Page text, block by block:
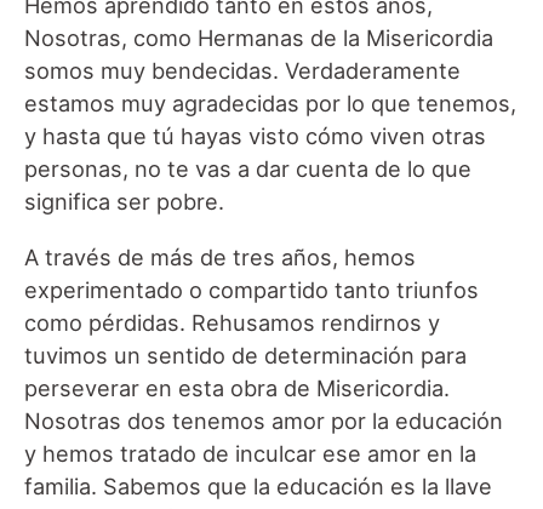
Hemos aprendido tanto en estos años,
Nosotras, como Hermanas de la Misericordia
somos muy bendecidas. Verdaderamente
estamos muy agradecidas por lo que tenemos,
y hasta que tú hayas visto cómo viven otras
personas, no te vas a dar cuenta de lo que
significa ser pobre.
A través de más de tres años, hemos
experimentado o compartido tanto triunfos
como pérdidas. Rehusamos rendirnos y
tuvimos un sentido de determinación para
perseverar en esta obra de Misericordia.
Nosotras dos tenemos amor por la educación
y hemos tratado de inculcar ese amor en la
familia. Sabemos que la educación es la llave